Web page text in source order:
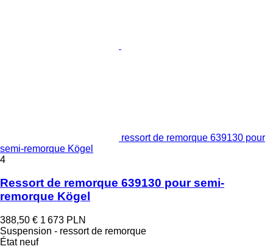
ressort de remorque 639130 pour
semi-remorque Kögel
4
Ressort de remorque 639130 pour semi-
remorque Kögel
388,50 € 1 673 PLN
Suspension - ressort de remorque
Étatneuf